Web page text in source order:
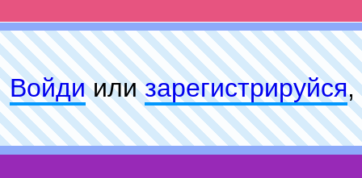
Войдиилизарeгиcтpируйся,